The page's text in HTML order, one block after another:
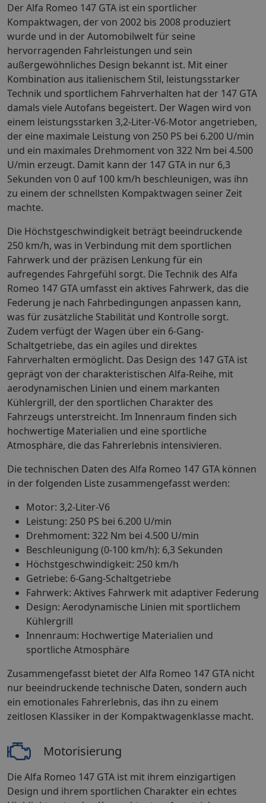
Der Alfa Romeo 147 GTA ist ein sportlicher
Kompaktwagen, der von 2002 bis 2008 produziert
wurde und in der Automobilwelt für seine
hervorragenden Fahrleistungen und sein
außergewöhnliches Design bekannt ist. Mit einer
Kombination aus italienischem Stil, leistungsstarker
Technik und sportlichem Fahrverhalten hat der 147 GTA
damals viele Autofans begeistert. Der Wagen wird von
einem leistungsstarken 3,2-Liter-V6-Motor angetrieben,
der eine maximale Leistung von 250 PS bei 6.200 U/min
und ein maximales Drehmoment von 322 Nm bei 4.500
U/min erzeugt. Damit kann der 147 GTA in nur 6,3
Sekunden von 0 auf 100 km/h beschleunigen, was ihn
zu einem der schnellsten Kompaktwagen seiner Zeit
machte.
Die Höchstgeschwindigkeit beträgt beeindruckende
250 km/h, was in Verbindung mit dem sportlichen
Fahrwerk und der präzisen Lenkung für ein
aufregendes Fahrgefühl sorgt. Die Technik des Alfa
Romeo 147 GTA umfasst ein aktives Fahrwerk, das die
Federung je nach Fahrbedingungen anpassen kann,
was für zusätzliche Stabilität und Kontrolle sorgt.
Zudem verfügt der Wagen über ein 6-Gang-
Schaltgetriebe, das ein agiles und direktes
Fahrverhalten ermöglicht. Das Design des 147 GTA ist
geprägt von der charakteristischen Alfa-Reihe, mit
aerodynamischen Linien und einem markanten
Kühlergrill, der den sportlichen Charakter des
Fahrzeugs unterstreicht. Im Innenraum finden sich
hochwertige Materialien und eine sportliche
Atmosphäre, die das Fahrerlebnis intensivieren.
Die technischen Daten des Alfa Romeo 147 GTA können
in der folgenden Liste zusammengefasst werden:
Motor: 3,2-Liter-V6
Leistung: 250 PS bei 6.200 U/min
Drehmoment: 322 Nm bei 4.500 U/min
Beschleunigung (0-100 km/h): 6,3 Sekunden
Höchstgeschwindigkeit: 250 km/h
Getriebe: 6-Gang-Schaltgetriebe
Fahrwerk: Aktives Fahrwerk mit adaptiver Federung
Design: Aerodynamische Linien mit sportlichem
Kühlergrill
Innenraum: Hochwertige Materialien und
sportliche Atmosphäre
Zusammengefasst bietet der Alfa Romeo 147 GTA nicht
nur beeindruckende technische Daten, sondern auch
ein emotionales Fahrerlebnis, das ihn zu einem
zeitlosen Klassiker in der Kompaktwagenklasse macht.
Motorisierung
Die Alfa Romeo 147 GTA ist mit ihrem einzigartigen
Design und ihrem sportlichen Charakter ein echtes